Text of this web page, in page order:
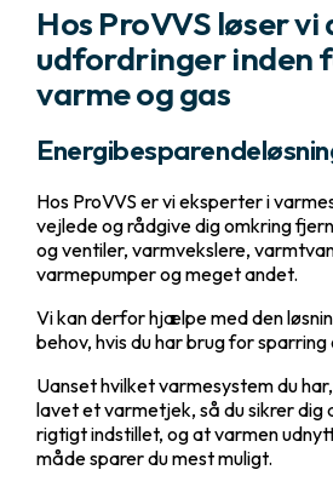
Hos ProVVS løser vi
udfordringer inden
varme og gas
Hos ProVVS er vi eksperter i
vejlede og rådgive dig omkring
og ventiler, varmvekslere,
varmepumper og meget andet.
Vi kan derfor hjælpe med den
behov, hvis du har brug for
Uanset hvilket varmesystem du
lavet et varmetjek, så du sikrer
rigtigt indstillet, og at varmen
måde sparer du mest muligt.